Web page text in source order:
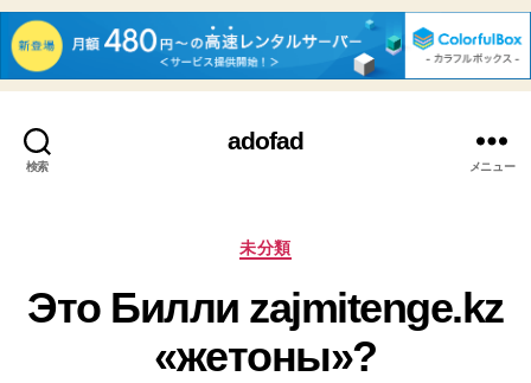
検索
adofad
メニュー
カ
ゴ
リ
ー
未分類
Это Билли zajmitenge.kz
«жетоны»?